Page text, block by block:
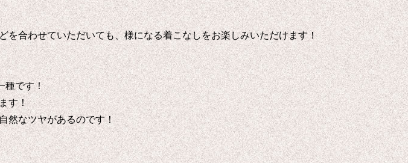
合わせていただいても、様になる着こなしをお楽しみいただけます！
種です！
す！
然なツヤがあるのです！